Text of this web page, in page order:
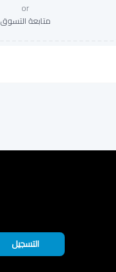
or
متابعة التسوق
التسجيل